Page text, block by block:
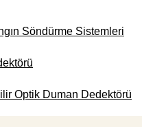
Söndürme Sistemleri
Optik Duman Dedektörü